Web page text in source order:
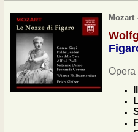
Mozart
Opera